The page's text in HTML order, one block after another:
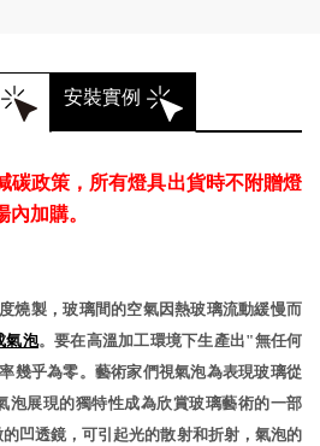
安裝實例
碳政策，所有燈具出貨時不附贈燈
加購。
燒製，玻璃間的空氣因熱玻璃流動緩慢而
氣泡。要在高溫加工環境下生產出"無任何
幾乎為零。藝術家們視氣泡為表現玻璃從
泡展現的獨特性成為欣賞玻璃藝術的一部
凹透鏡，可引起光的散射和折射，氣泡的